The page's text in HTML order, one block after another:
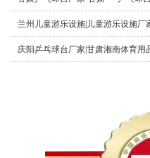
兰州儿童游乐设施|儿童游乐设施厂
庆阳乒乓球台厂家|甘肃湘南体育用